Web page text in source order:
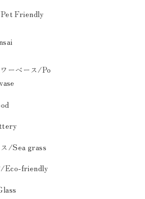
Friendly
ーベース/Po
/Sea grass
/Eco-friendly